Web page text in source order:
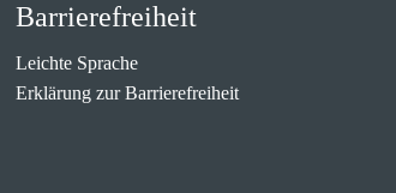
Barrierefreiheit
Leichte Sprache
Erklärung zur Barrierefreiheit